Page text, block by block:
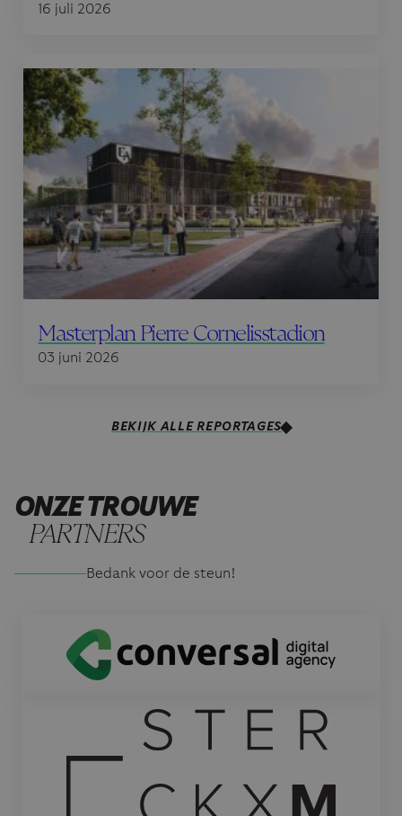
16 juli 2026
Masterplan Pierre Cornelisstadion
03 juni 2026
BEKIJK ALLE REPORTAGES
ONZE TROUWE
PARTNERS
Bedank voor de steun!